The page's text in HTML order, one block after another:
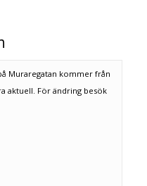
Muraregatan kommer från
aktuell. För ändring besök